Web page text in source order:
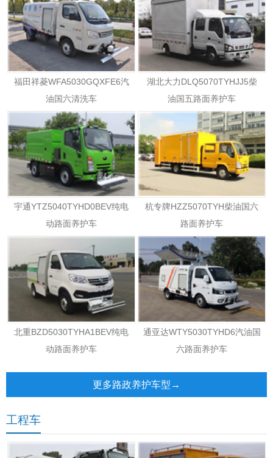
福田祥菱WFA5030GQXFE6汽
油国六清洗车
湖北大力DLQ5070TYHJJ5柴
油国五路面养护车
宇通YTZ5040TYHD0BEV纯电
动路面养护车
杭专牌HZZ5070TYH柴油国六
路面养护车
北重BZD5030TYHA1BEV纯电
动路面养护车
通亚达WTY5030TYHD6汽油国
六路面养护车
更多路政养护车型→
工程车